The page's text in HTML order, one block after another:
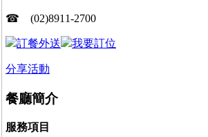
☎ (02)8911-2700
訂餐外送 我要訂位
分享活動
餐廳簡介
服務項目